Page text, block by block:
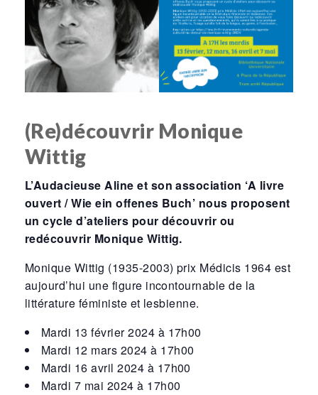
(Re)découvrir Monique
Wittig
L’Audacieuse Aline et son association ‘A livre
ouvert / Wie ein offenes Buch’ nous proposent
un cycle d’ateliers pour découvrir ou
redécouvrir Monique Wittig.
Monique Wittig (1935-2003) prix Médicis 1964 est
aujourd’hui une figure incontournable de la
littérature féministe et lesbienne.
Mardi 13 février 2024 à 17h00
Mardi 12 mars 2024 à 17h00
Mardi 16 avril 2024 à 17h00
Mardi 7 mai 2024 à 17h00